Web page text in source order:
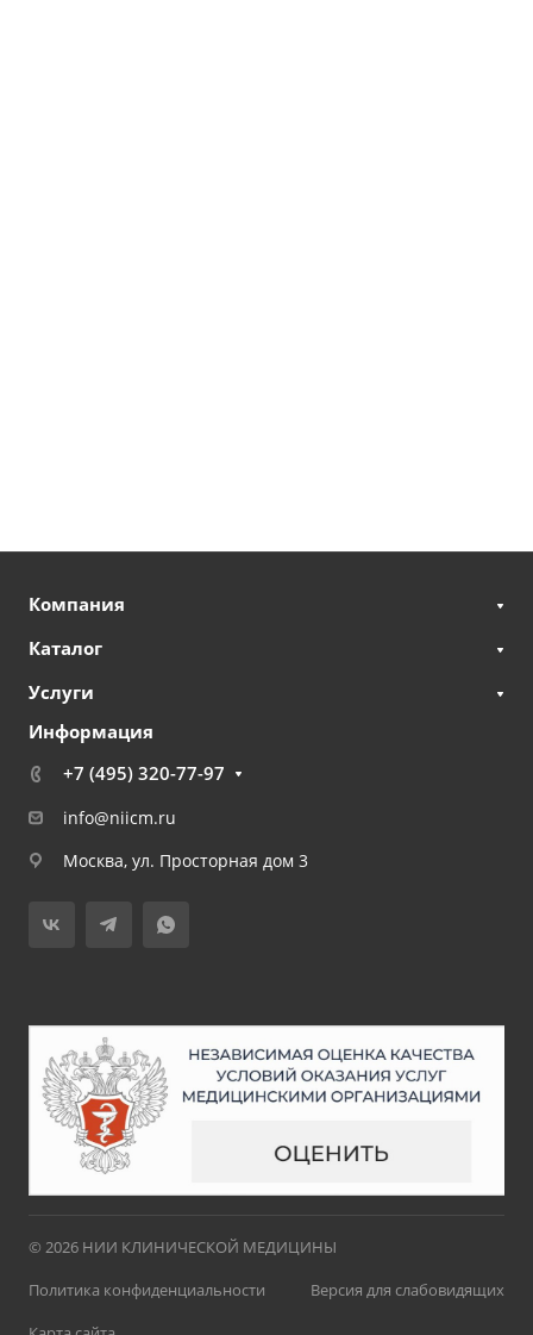
Компания
Каталог
Услуги
Информация
+7 (495) 320-77-97
info@niicm.ru
Москва, ул. Просторная дом 3
© 2026 НИИ КЛИНИЧЕСКОЙ МЕДИЦИНЫ
Политика конфиденциальности
Версия для слабовидящих